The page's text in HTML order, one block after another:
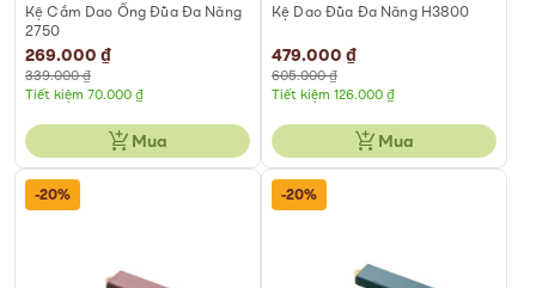
Kệ Cắm Dao Ống Đũa Đa Năng
2750
Special
Price
269.000 ₫
339.000 ₫
Tiết kiệm 70.000 ₫
Mua
Kệ Dao Đũa Đa Năng H3800
Special
Price
479.000 ₫
605.000 ₫
Tiết kiệm 126.000 ₫
Mua
-20% -20%